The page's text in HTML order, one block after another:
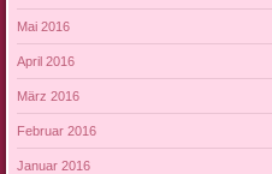
Mai 2016
April 2016
März 2016
Februar 2016
Januar 2016